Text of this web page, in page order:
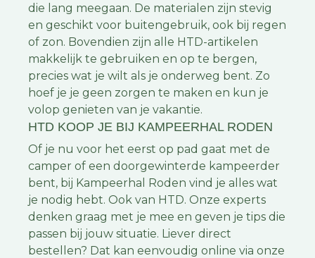
die lang meegaan. De materialen zijn stevig
en geschikt voor buitengebruik, ook bij regen
of zon. Bovendien zijn alle HTD-artikelen
makkelijk te gebruiken en op te bergen,
precies wat je wilt als je onderweg bent. Zo
hoef je je geen zorgen te maken en kun je
volop genieten van je vakantie.
HTD KOOP JE BIJ KAMPEERHAL RODEN
Of je nu voor het eerst op pad gaat met de
camper of een doorgewinterde kampeerder
bent, bij Kampeerhal Roden vind je alles wat
je nodig hebt. Ook van HTD. Onze experts
denken graag met je mee en geven je tips die
passen bij jouw situatie. Liever direct
bestellen? Dat kan eenvoudig online via onze